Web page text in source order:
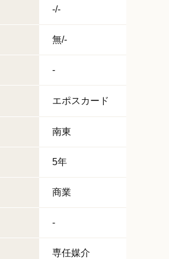
-/-
無/-
-
エポスカード
南東
5年
商業
-
専任媒介